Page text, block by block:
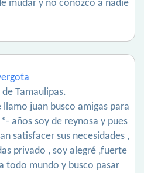
mudar y no conozco a nadie
Tamaulipas.
llamo juan busco amigas para
años soy de reynosa y pues
satisfacer sus necesidades ,
privado , soy alegré ,fuerte
todo mundo y busco pasar